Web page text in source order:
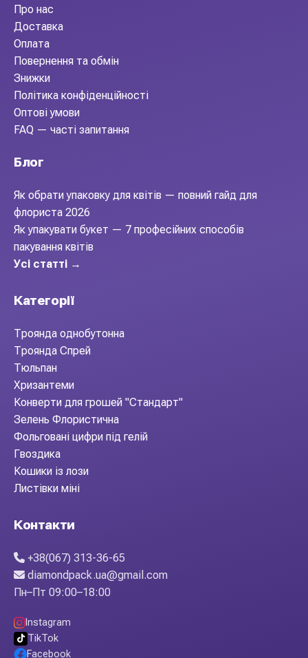
Про нас
Доставка
Оплата
Повернення та обмін
Знижки
Політика конфіденційності
Оптові умови
FAQ — часті запитання
Блог
Як обрати упаковку для квітів — повний гайд для
флориста 2026
Як упакувати букет — 7 професійних способів
пакування квітів
Усі статті →
Категорії
Троянда однобутонна
Троянда Спрей
Тюльпан
Хризантеми
Конверти для грошей "Стандарт"
Зелень Флористична
Фольговані цифри під гелій
Гвоздика
Кошики із лози
Листівки міні
Контакти
+38(067) 313-36-65
diamondpack.ua@gmail.com
Пн–Пт 09:00–18:00
Instagram
TikTok
Facebook